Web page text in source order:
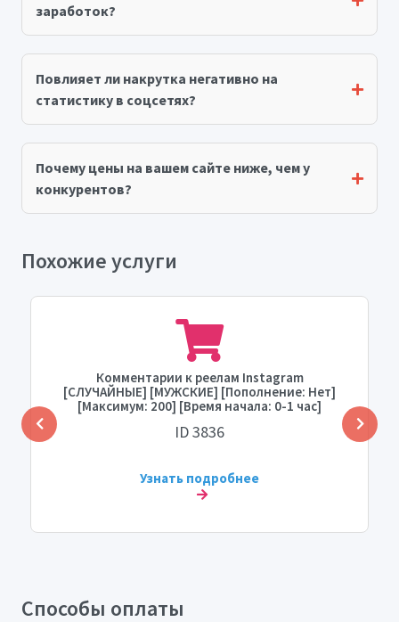
заработок?
Повлияет ли накрутка негативно на
статистику в соцсетях?
Почему цены на вашем сайте ниже, чем у
конкурентов?
Похожие услуги
Комментарии к реелам Instagram
[СЛУЧАЙНЫЕ] [МУЖСКИЕ] [Пополнение: Нет]
[Максимум: 200] [Время начала: 0-1 час]
[Скорость: МГНОВЕННАЯ]
ID 3836
Узнать подробнее
Способы оплаты